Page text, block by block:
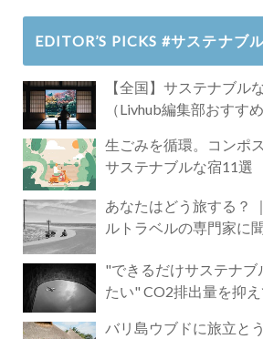
EDITOR’S PICKS #サステナブ
【全国】サステナブル
（Livhub編集部おすすめ
生ごみを循環。コンポ
サステナブルな宿11選
あなたはどう旅する？ ｜ 英国サステナブ
ルトラベルの専門家に
"できるだけサステナブ
たい" CO2排出量を抑
バリ島ウブドに旅立と